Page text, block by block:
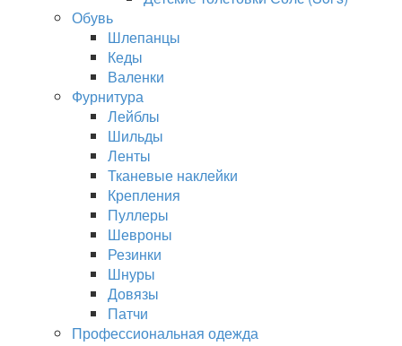
Обувь
Шлепанцы
Кеды
Валенки
Фурнитура
Лейблы
Шильды
Ленты
Тканевые наклейки
Крепления
Пуллеры
Шевроны
Резинки
Шнуры
Довязы
Патчи
Профессиональная одежда